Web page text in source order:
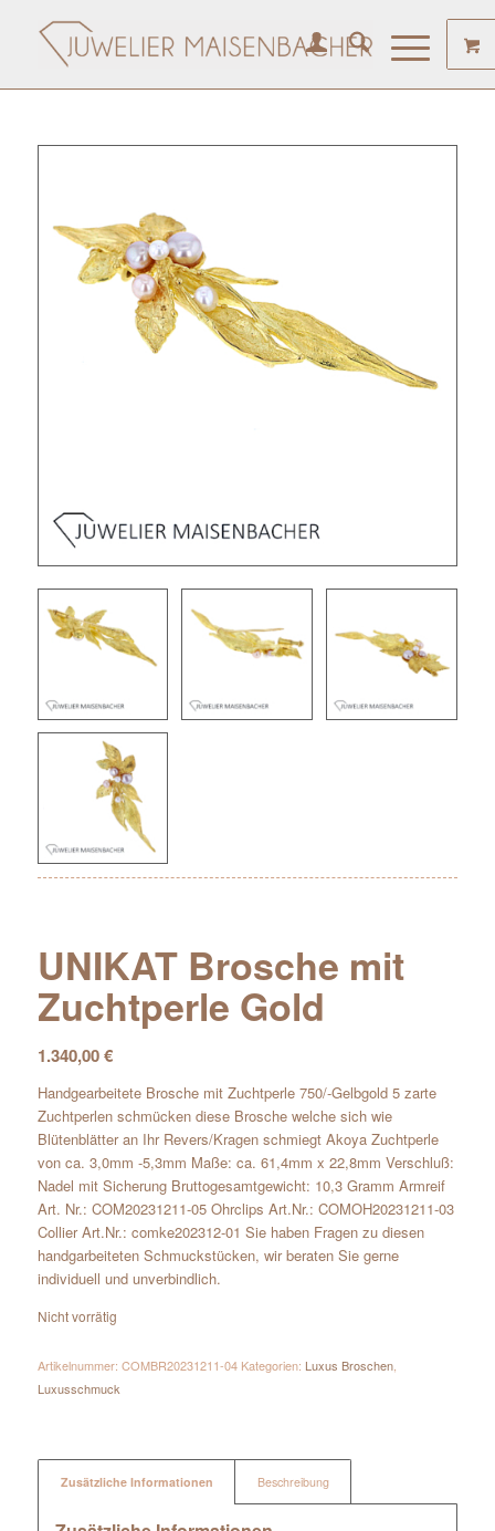
UNIKAT Brosche mit
Zuchtperle Gold
1.340,00€
Handgearbeitete Brosche mit Zuchtperle 750/-Gelbgold 5 zarte
Zuchtperlen schmücken diese Brosche welche sich wie
Blütenblätter an Ihr Revers/Kragen schmiegt Akoya Zuchtperle
von ca. 3,0mm -5,3mm Maße: ca. 61,4mm x 22,8mm Verschluß:
Nadel mit Sicherung Bruttogesamtgewicht: 10,3 Gramm Armreif
Art. Nr.: COM20231211-05 Ohrclips Art.Nr.: COMOH20231211-03
Collier Art.Nr.: comke202312-01 Sie haben Fragen zu diesen
handgarbeiteten Schmuckstücken, wir beraten Sie gerne
individuell und unverbindlich.
Nicht vorrätig
Artikelnummer: COMBR20231211-04 Kategorien: Luxus Broschen,
Luxusschmuck
Zusätzliche Informationen Beschreibung